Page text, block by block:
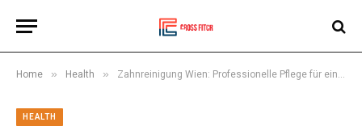
Home » Health » Zahnreinigung Wien: Professionelle Pflege für ein strahlendes Lächeln
HEALTH